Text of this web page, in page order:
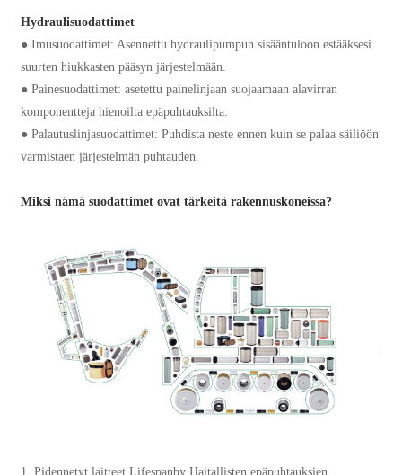
Hydraulisuodattimet
● Imusuodattimet: Asennettu hydraulipumpun sisääntuloon estääksesi
suurten hiukkasten pääsyn järjestelmään.
● Painesuodattimet: asetettu painelinjaan suojaamaan alavirran
komponentteja hienoilta epäpuhtauksilta.
● Palautuslinjasuodattimet: Puhdista neste ennen kuin se palaa säiliöön
varmistaen järjestelmän puhtauden.
Miksi nämä suodattimet ovat tärkeitä rakennuskoneissa?
1. Pidennetyt laitteet Lifespanby Haitallisten epäpuhtauksien,